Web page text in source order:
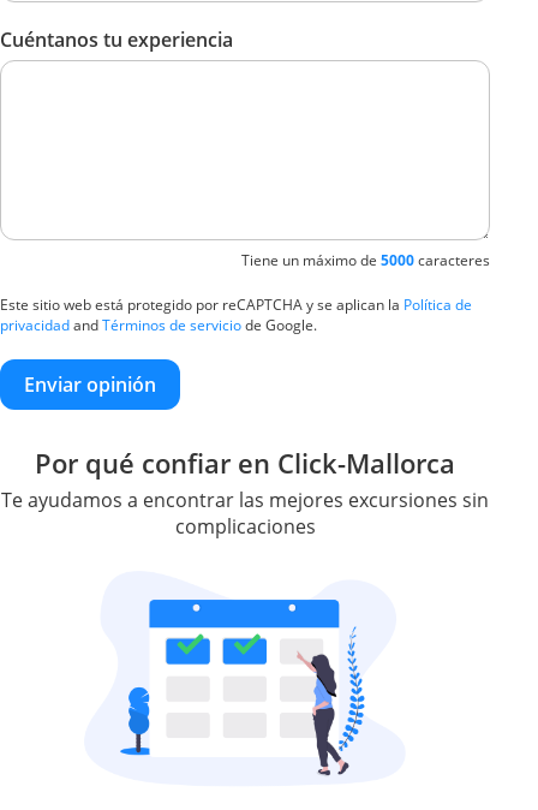
Cuéntanos tu experiencia
Tiene un máximo de 5000caracteres
Este sitio web está protegido por reCAPTCHA y se aplican la Política de
privacidadandTérminos de serviciode Google.
Enviar opinión
Por qué confiar en Click-Mallorca
Te ayudamos a encontrar las mejores excursiones sin
complicaciones